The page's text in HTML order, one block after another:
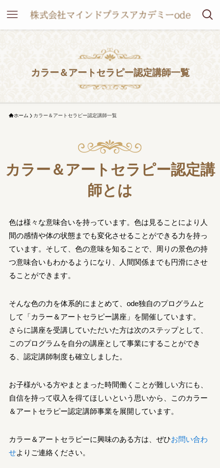
カラー＆アートセラピー認定講師一覧
ホーム カラー＆アートセラピー認定講師一覧
カラー＆アートセラピー認定講
師とは
色は様々な意味合いを持っています。色は見ることにより人
間の感情や体の状態までも変化させることができる力を持っ
ています。そして、色の意味を知ることで、周りの景色の持
つ意味合いもわかるようになり、人間関係までも円滑にさせ
ることができます。
そんな色の力を体系的にまとめて、ode独自のプログラムと
して「カラー＆アートセラピー講座」を開催しています。
さらに講座を受講していただいた方は次のステップとして、
このプログラムを自分の講座として事業にすることができ
る、認定講師制度も確立しました。
お子様がいる方やまとまった時間働くことが難しい方にも、
自信を持って収入を得てほしいという思いから、このカラー
＆アートセラピー認定講師事業を展開しています。
カラー＆アートセラピーに興味のある方は、ぜひお問い合わ
せよりご連絡ください。